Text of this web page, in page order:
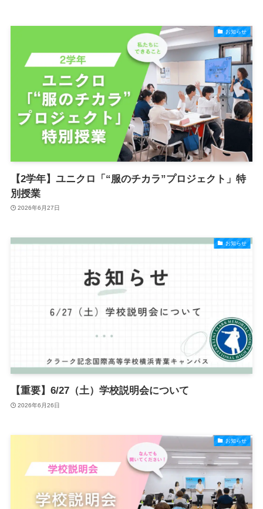
お知らせ
【2学年】ユニクロ「“服のチカラ”プロジェクト」特
別授業
2026年6月27日
お知らせ
【重要】6/27（土）学校説明会について
2026年6月26日
お知らせ